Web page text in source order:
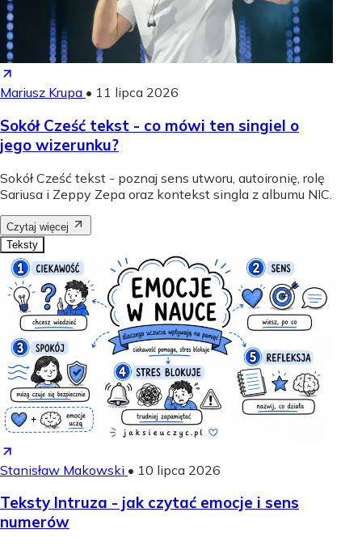
Mariusz Krupa • 11 lipca 2026
Sokół Cześć tekst - co mówi ten singiel o
jego wizerunku?
Sokół Cześć tekst - poznaj sens utworu, autoironię, rolę
Sariusa i Zeppy Zepa oraz kontekst singla z albumu NIC.
Czytaj więcej
Teksty
Stanisław Makowski • 10 lipca 2026
Teksty Intruza - jak czytać emocje i sens
numerów